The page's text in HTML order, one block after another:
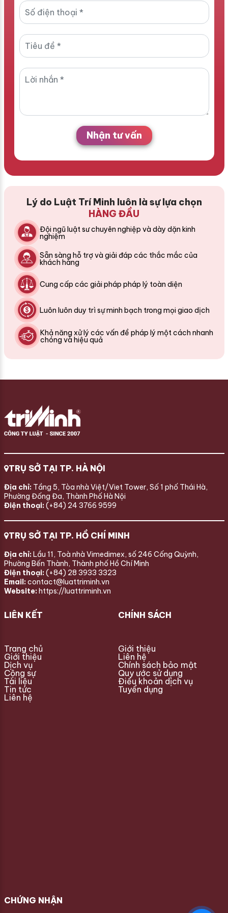
Nhận tư vấn
Lý do Luật Trí Minh luôn là sự lựa chọn
HÀNG ĐẦU
Đội ngũ luật sư chuyên nghiệp và dày dặn kinh
nghiệm
Sẵn sàng hỗ trợ và giải đáp các thắc mắc của
khách hàng
Cung cấp các giải pháp pháp lý toàn diện
Luôn luôn duy trì sự minh bạch trong mọi giao dịch
Khả năng xử lý các vấn đề pháp lý một cách nhanh
chóng và hiệu quả
TRỤ SỞ TẠI TP. HÀ NỘI
Địa chỉ: Tầng 5, Tòa nhà Việt/Viet Tower, Số 1 phố Thái Hà,
Phường Đống Đa, Thành Phố Hà Nội
Điện thoại: (+84) 24 3766 9599
TRỤ SỞ TẠI TP. HỒ CHÍ MINH
Địa chỉ: Lầu 11, Toà nhà Vimedimex, số 246 Cống Quỳnh,
Phường Bến Thành, Thành phố Hồ Chí Minh
Điện thoại: (+84) 28 3933 3323
Email: contact@luattriminh.vn
Website: https://luattriminh.vn
LIÊN KẾT
Trang chủ
Giới thiệu
Dịch vụ
Cộng sự
Tài liệu
Tin tức
Liên hệ
CHÍNH SÁCH
Giới thiệu
Liên hệ
Chính sách bảo mật
Quy ước sử dụng
Điều khoản dịch vụ
Tuyển dụng
CHỨNG NHẬN